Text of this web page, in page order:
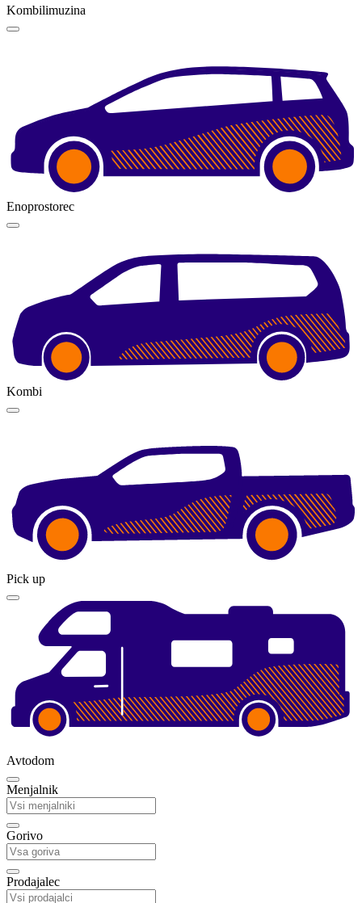
Kombilimuzina
Enoprostorec
Kombi
Pick up
Avtodom
Menjalnik
Gorivo
Prodajalec